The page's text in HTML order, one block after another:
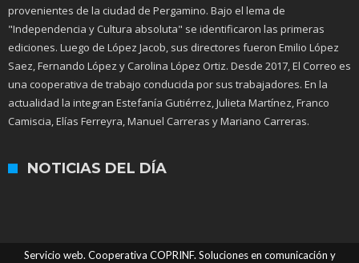
provenientes de la ciudad de Pergamino. Bajo el lema de
"Independencia y Cultura absoluta" se identificaron las primeras
ediciones. Luego de López Jacob, sus directores fueron Emilio López
Saez, Fernando López y Carolina López Ortiz. Desde 2017, El Correo es
una cooperativa de trabajo conducida por sus trabajadores. En la
actualidad la integran Estefanía Gutiérrez, Julieta Martínez, Franco
Camiscia, Elías Ferreyra, Manuel Carreras y Mariano Carreras.
NOTICIAS DEL DÍA
Servicio web. Cooperativa COPRINF. Soluciones en comunicación y